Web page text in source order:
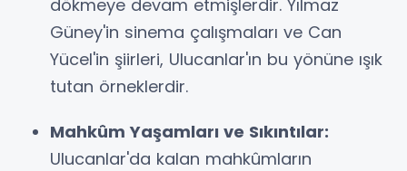
dökmeye devam etmişlerdir. Yılmaz
Güney'in sinema çalışmaları ve Can
Yücel'in şiirleri, Ulucanlar'ın bu yönüne ışık
tutan örneklerdir.
Mahkûm Yaşamları ve Sıkıntılar:
Ulucanlar'da kalan mahkûmların